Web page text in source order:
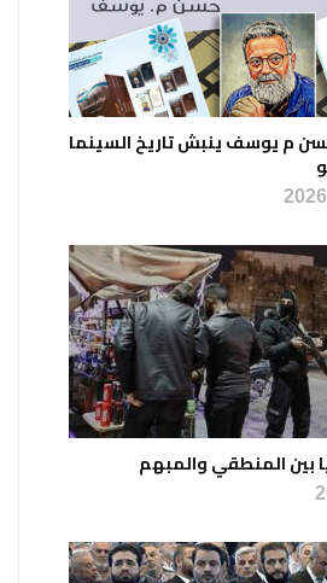
م يوسف ينبش تاريخ السينما
بين المنطقي والمبهم